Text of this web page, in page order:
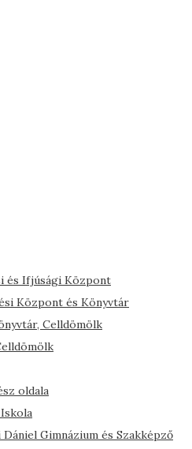
és Ifjúsági Központ
Központ és Könyvtár
Celldömölk
oldala
Gimnázium és Szakképző